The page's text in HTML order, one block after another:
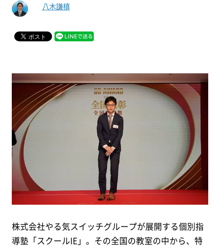
八木謙槙
株式会社やる気スイッチグループが展開する個別指
導塾「スクールIE」。その全国の教室の中から、特